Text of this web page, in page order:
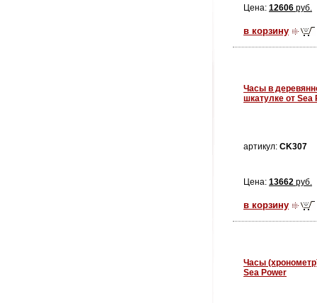
Цена: 12606 руб.
в корзину
Часы в
шкатулке от Sea
артикул: CK307
Цена: 13662 руб.
в корзину
Часы
Sea Power